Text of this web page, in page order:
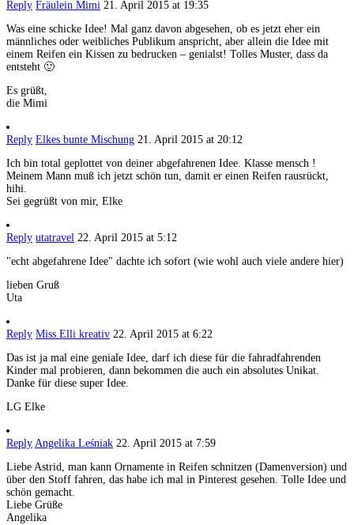
Reply Fräulein Mimi 21. April 2015 at 19:35
Was eine schicke Idee! Mal ganz davon abgesehen, ob es jetzt eher ein
männliches oder weibliches Publikum anspricht, aber allein die Idee mit
einem Reifen ein Kissen zu bedrucken – genialst! Tolles Muster, dass da
entsteht 🙂
Es grüßt,
die Mimi
Reply Elkes bunte Mischung 21. April 2015 at 20:12
Ich bin total geplottet von deiner abgefahrenen Idee. Klasse mensch !
Meinem Mann muß ich jetzt schön tun, damit er einen Reifen rausrückt,
hihi.
Sei gegrüßt von mir, Elke
Reply utatravel 22. April 2015 at 5:12
"echt abgefahrene Idee" dachte ich sofort (wie wohl auch viele andere hier)
lieben Gruß
Uta
Reply Miss Elli kreativ 22. April 2015 at 6:22
Das ist ja mal eine geniale Idee, darf ich diese für die fahradfahrenden
Kinder mal probieren, dann bekommen die auch ein absolutes Unikat.
Danke für diese super Idee.
LG Elke
Reply Angelika Leśniak 22. April 2015 at 7:59
Liebe Astrid, man kann Ornamente in Reifen schnitzen (Damenversion) und
über den Stoff fahren, das habe ich mal in Pinterest gesehen. Tolle Idee und
schön gemacht.
Liebe Grüße
Angelika